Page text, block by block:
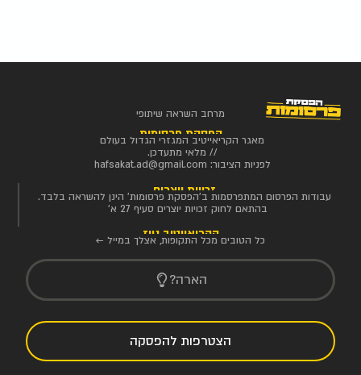
מרחב השראה שיתופי
הפסקת פרסומות
מאגר הקריאייטיב המגזרי הגדול בעולם
// מלאי מתעדכן.
לפניות הציבור: hafsakat.ad@gmail.com
זכויות יוצרים
עבודות הפרסום המתפרסמות ב'הפסקת פרסומות' הינן להשראה בלבד.
בהתאם לחוק זכויות יוצרים סעיף 27 א'
הקריאייטיב ניוז
כל הטובים מכל התקופות, אצלך במייל ←
הארה?
הצטרפות להפסקה